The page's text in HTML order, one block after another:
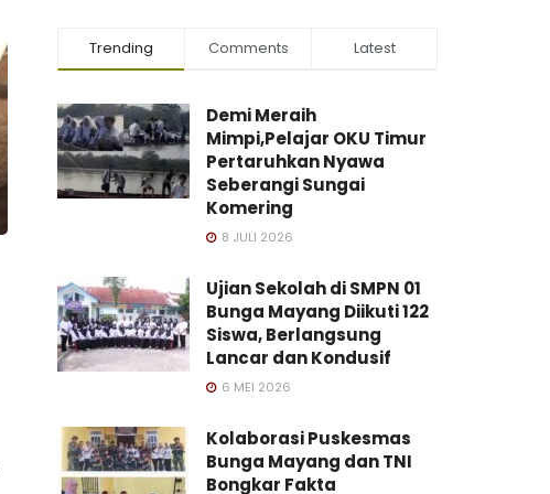
Trending Comments Latest
Demi Meraih
Mimpi,Pelajar OKU Timur
Pertaruhkan Nyawa
Seberangi Sungai
Komering
8 JULI 2026
Ujian Sekolah di SMPN 01
Bunga Mayang Diikuti 122
Siswa, Berlangsung
Lancar dan Kondusif
6 MEI 2026
Kolaborasi Puskesmas
Bunga Mayang dan TNI
Bongkar Fakta